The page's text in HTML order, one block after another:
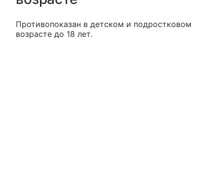
Противопоказан в детском и подростковом
возрасте до 18 лет.